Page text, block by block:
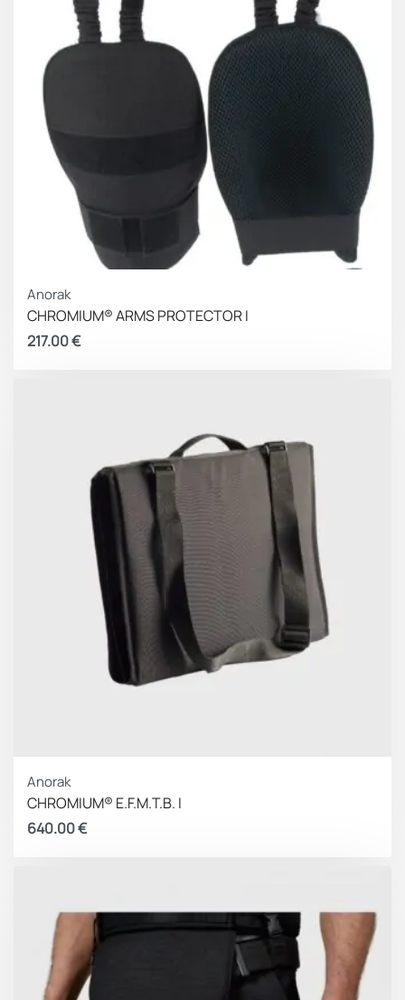
Anorak
CHROMIUM® ARMS PROTECTOR I
217.00€
Anorak
CHROMIUM® E.F.M.T.B. I
640.00€